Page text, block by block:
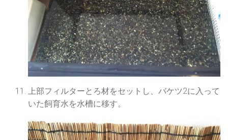
上部フィルターとろ材をセットし、バケツ2に入って
いた飼育水を水槽に移す。